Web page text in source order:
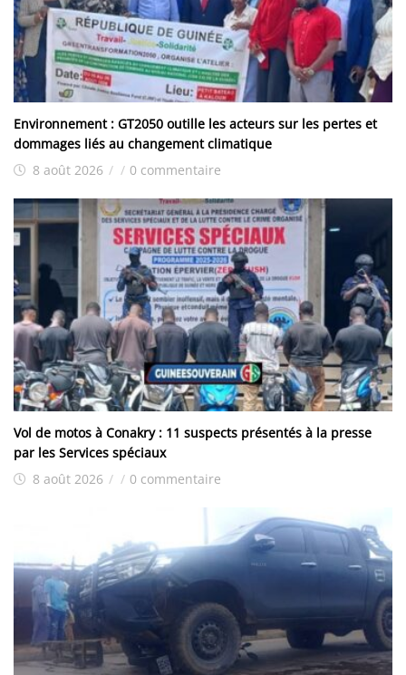
Environnement : GT2050 outille les acteurs sur les pertes et
dommages liés au changement climatique
8 août 2026 / / 0 commentaire
Vol de motos à Conakry : 11 suspects présentés à la presse
par les Services spéciaux
8 août 2026 / / 0 commentaire